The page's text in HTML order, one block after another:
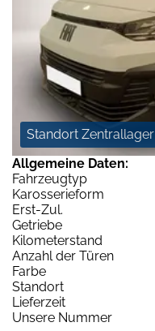
Standort Zentrallager
Allgemeine Daten:
Fahrzeugtyp
Karosserieform
Erst-Zul.
Getriebe
Kilometerstand
Anzahl der Türen
Farbe
Standort
Lieferzeit
Unsere Nummer